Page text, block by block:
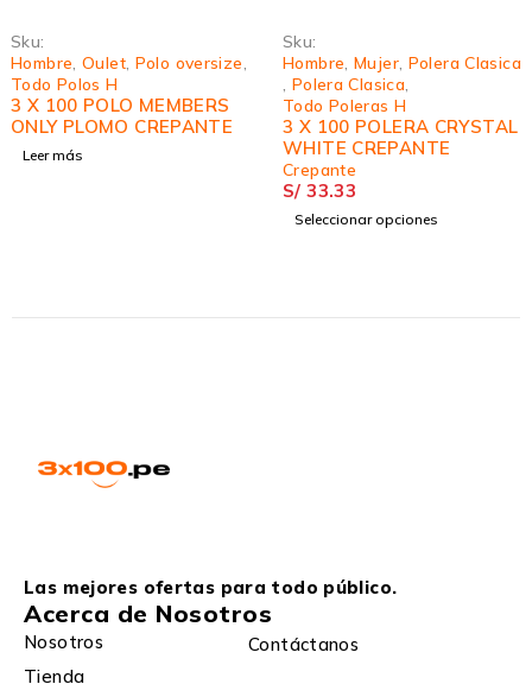
Sku:
Hombre Oulet, Polo oversize
Todo Polos H
3 X 100 POLO MEMBERS
ONLY PLOMO CREPANTE
Leer más
Sku:
Hombre Mujer, Polera Clasica
Polera Clasica
Todo Poleras H
3 X 100 POLERA CRYSTAL
WHITE CREPANTE
Crepante
S/ 33.33
Seleccionar opciones
Las mejores ofertas para todo público.
Acerca de Nosotros
Nosotros
Contáctanos
Tienda